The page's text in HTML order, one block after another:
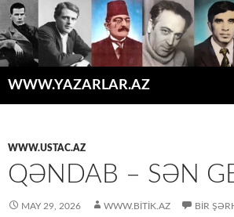
WWW.YAZARLAR.AZ
WWW.USTAC.AZ
QƏNDAB – SƏN
MAY 29, 2026 WWW.BITIK.AZ BIR